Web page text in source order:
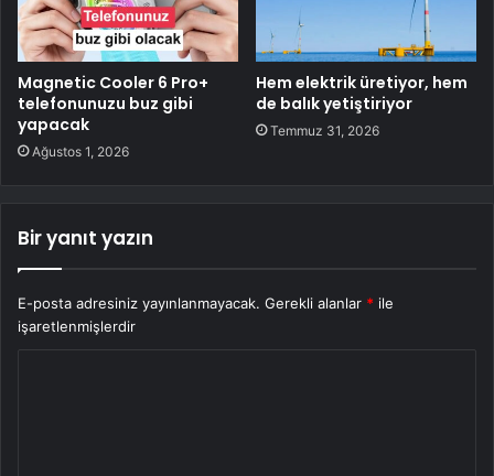
Magnetic Cooler 6 Pro+
telefonunuzu buz gibi
yapacak
Ağustos 1, 2026
Hem elektrik üretiyor, hem
de balık yetiştiriyor
Temmuz 31, 2026
Bir yanıt yazın
E-posta adresiniz yayınlanmayacak. Gerekli alanlar * ile
işaretlenmişlerdir